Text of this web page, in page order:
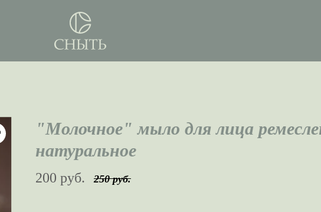
"Молочное" мыло для лица
натуральное
200 руб. 250 руб.